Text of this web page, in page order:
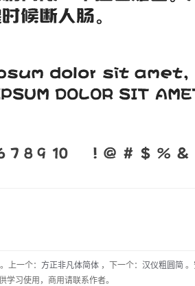
上一个： 方正非凡体简体 ， 下一个： 汉仪粗圆简
学习使用，商用请联系作者。